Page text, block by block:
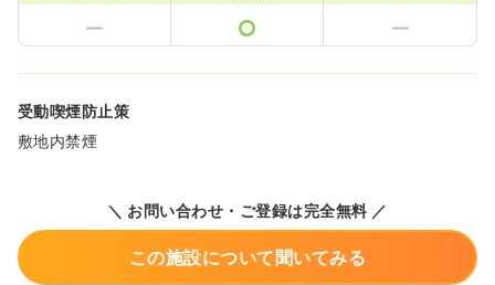
受動喫煙防止策
敷地内禁煙
＼ お問い合わせ・ご登録は完全無料 ／
この施設について聞いてみる